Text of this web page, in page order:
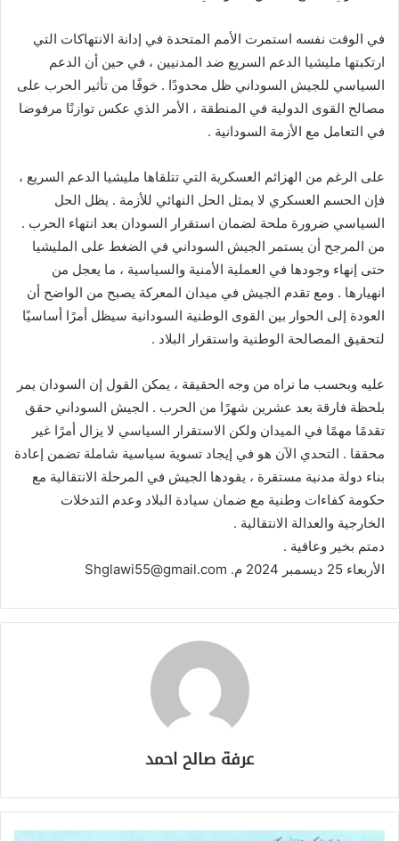
في الوقت نفسه استمرت الأمم المتحدة في إدانة الانتهاكات التي
ارتكبتها مليشيا الدعم السريع ضد المدنيين ، في حين أن الدعم
السياسي للجيش السوداني ظل محدودًا . خوفًا من تأثير الحرب على
مصالح القوى الدولية في المنطقة ، الأمر الذي عكس توازنًا مرفوضا
في التعامل مع الأزمة السودانية .
على الرغم من الهزائم العسكرية التي تتلقاها مليشيا الدعم السريع ،
فإن الحسم العسكري لا يمثل الحل النهائي للأزمة . يظل الحل
السياسي ضرورة ملحة لضمان استقرار السودان بعد انتهاء الحرب .
من المرجح أن يستمر الجيش السوداني في الضغط على المليشيا
حتى إنهاء وجودها في العملية الأمنية والسياسية ، ما يعجل من
انهيارها . ومع تقدم الجيش في ميدان المعركة يصبح من الواضح أن
العودة إلى الحوار بين القوى الوطنية السودانية سيظل أمرًا أساسيًا
لتحقيق المصالحة الوطنية واستقرار البلاد .
عليه وبحسب ما نراه من وجه الحقيقة ، يمكن القول إن السودان يمر
بلحظة فارقة بعد عشرين شهرًا من الحرب . الجيش السوداني حقق
تقدمًا مهمًا في الميدان ولكن الاستقرار السياسي لا يزال أمرًا غير
محققا . التحدي الآن هو في إيجاد تسوية سياسية شاملة تضمن إعادة
بناء دولة مدنية مستقرة ، يقودها الجيش في المرحلة الانتقالية مع
حكومة كفاءات وطنية مع ضمان سيادة البلاد وعدم التدخلات
الخارجية والعدالة الانتقالية .
دمتم بخير وعافية .
الأربعاء 25 ديسمبر 2024 م. Shglawi55@gmail.com
عرفة صالح احمد